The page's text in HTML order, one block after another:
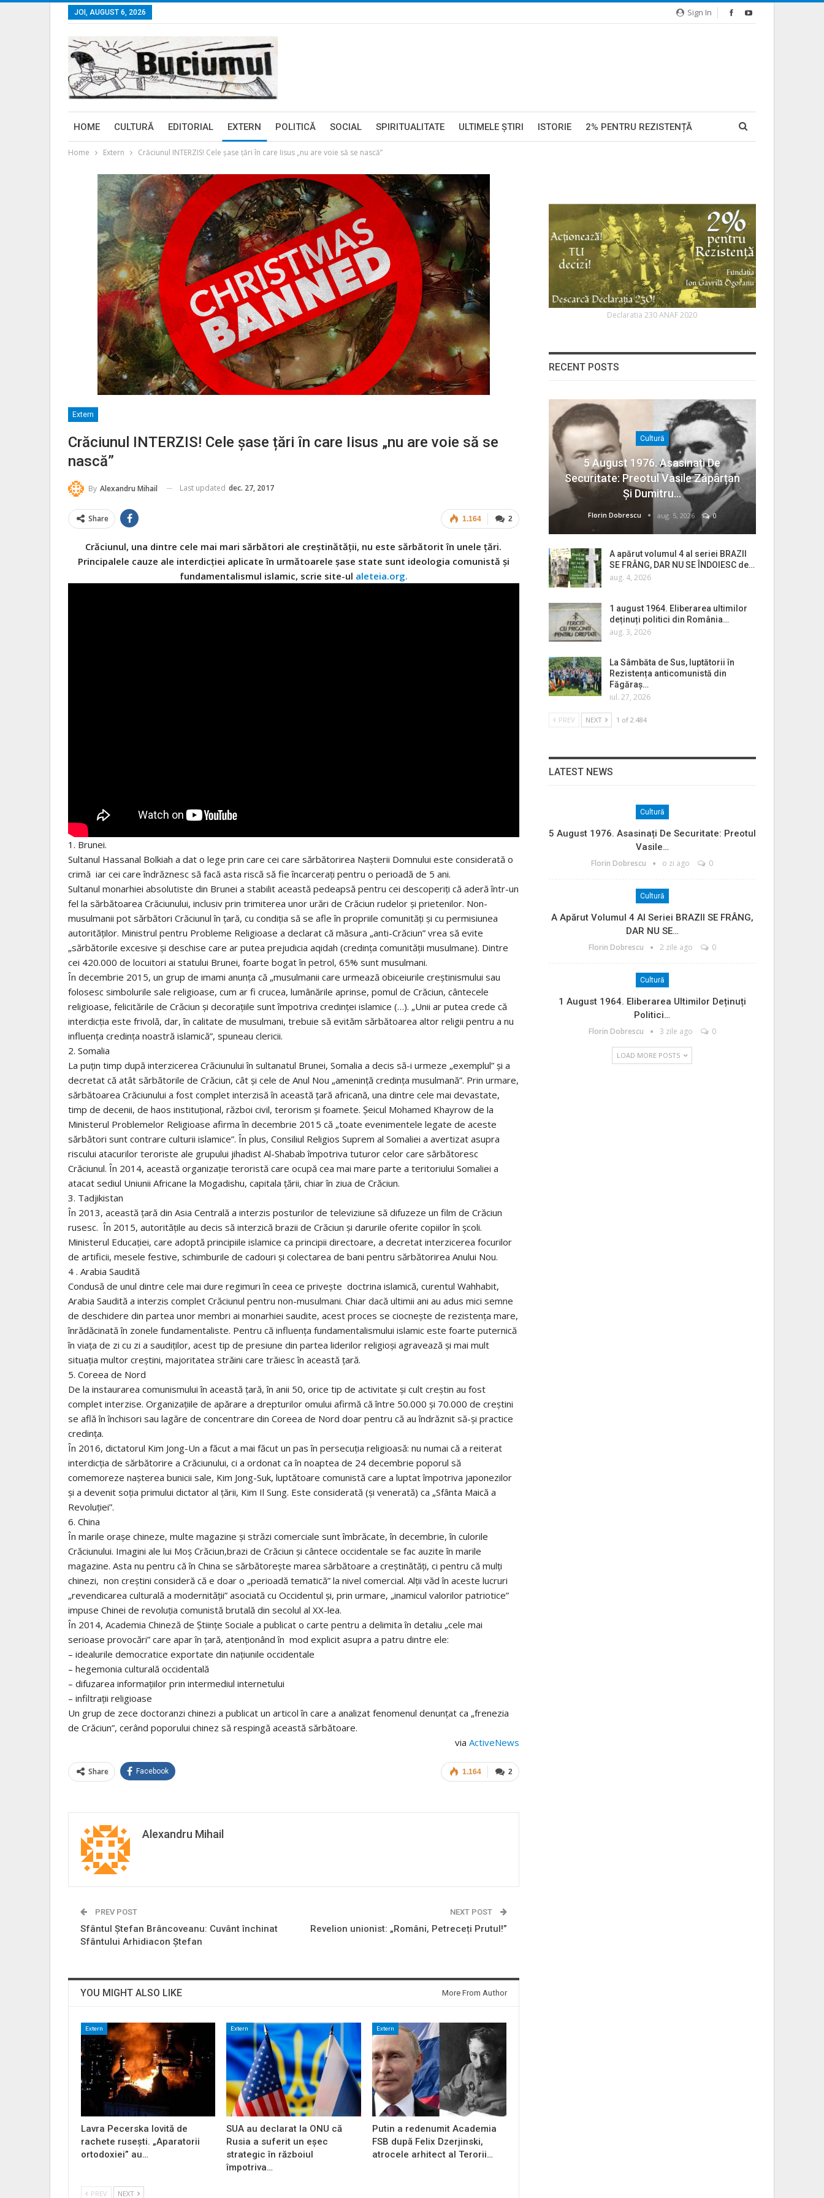
Sign In
JOI, AUGUST 6, 2026
HOME CULTURĂ EDITORIAL EXTERN POLITICĂ SOCIAL SPIRITUALITATE ULTIMELE ŞTIRI ISTORIE 2% PENTRU REZISTENȚĂ
Home Extern Crăciunul INTERZIS! Cele șase țări în care Iisus „nu are voie să se nască”
Extern
Crăciunul INTERZIS! Cele șase țări în care Iisus „nu are voie să se
nască”
By Alexandru Mihail Last updated dec. 27, 2017
2
1.164
Share
Crăciunul, una dintre cele mai mari sărbători ale creștinătății, nu este sărbătorit în unele țări.
Principalele cauze ale interdicției aplicate în următoarele șase state sunt ideologia comunistă și
fundamentalismul islamic, scrie site-ul aleteia.org.
1. Brunei.
Sultanul Hassanal Bolkiah a dat o lege prin care cei care sărbătorirea Nașterii Domnului este considerată o
crimă iar cei care îndrăznesc să facă asta riscă să fie încarcerați pentru o perioadă de 5 ani.
Sultanul monarhiei absolutiste din Brunei a stabilit această pedeapsă pentru cei descoperiți că aderă într-un
fel la sărbătoarea Crăciunului, inclusiv prin trimiterea unor urări de Crăciun rudelor și prietenilor. Non-
musulmanii pot sărbători Crăciunul în țară, cu condiția să se afle în propriile comunități și cu permisiunea
autorităților. Ministrul pentru Probleme Religioase a declarat că măsura „anti-Crăciun” vrea să evite
„sărbătorile excesive și deschise care ar putea prejudicia aqidah (credința comunității musulmane). Dintre
cei 420.000 de locuitori ai statului Brunei, foarte bogat în petrol, 65% sunt musulmani.
În decembrie 2015, un grup de imami anunța că „musulmanii care urmează obiceiurile creștinismului sau
folosesc simbolurile sale religioase, cum ar fi crucea, lumânările aprinse, pomul de Crăciun, cântecele
religioase, felicitările de Crăciun și decorațiile sunt împotriva credinței islamice (…). „Unii ar putea crede că
interdicția este frivolă, dar, în calitate de musulmani, trebuie să evităm sărbătoarea altor religii pentru a nu
influența credința noastră islamică”, spuneau clericii.
2. Somalia
La puțin timp după interzicerea Crăciunului în sultanatul Brunei, Somalia a decis să-i urmeze „exemplul” și a
decretat că atât sărbătorile de Crăciun, cât și cele de Anul Nou „amenință credința musulmană”. Prin urmare,
sărbătoarea Crăciunului a fost complet interzisă în această țară africană, ​​una dintre cele mai devastate,
timp de decenii, de haos instituțional, război civil, terorism și foamete. Șeicul Mohamed Khayrow de la
Ministerul Problemelor Religioase afirma în decembrie 2015 că „toate evenimentele legate de aceste
sărbători sunt contrare culturii islamice”. În plus, Consiliul Religios Suprem al Somaliei a avertizat asupra
riscului atacurilor teroriste ale grupului jihadist Al-Shabab împotriva tuturor celor care sărbătoresc
Crăciunul. În 2014, această organizație teroristă care ocupă cea mai mare parte a teritoriului Somaliei a
atacat sediul Uniunii Africane la Mogadishu, capitala țării, chiar în ziua de Crăciun.
3. Tadjikistan
În 2013, această țară din Asia Centrală a interzis posturilor de televiziune să difuzeze un film de Crăciun
rusesc. În 2015, autoritățile au decis să interzică brazii de Crăciun și darurile oferite copiilor în școli.
Ministerul Educației, care adoptă principiile islamice ca principii directoare, a decretat interzicerea focurilor
de artificii, mesele festive, schimburile de cadouri și colectarea de bani pentru sărbătorirea Anului Nou.
4 . Arabia Saudită
Condusă de unul dintre cele mai dure regimuri în ceea ce privește doctrina islamică, curentul Wahhabit,
Arabia Saudită a interzis complet Crăciunul pentru non-musulmani. Chiar dacă ultimii ani au adus mici semne
de deschidere din partea unor membri ai monarhiei saudite, acest proces se ciocnește de rezistența mare,
înrădăcinată în zonele fundamentaliste. Pentru că influența fundamentalismului islamic este foarte puternică
în viața de zi cu zi a saudiților, acest tip de presiune din partea liderilor religioși agravează și mai mult
situația multor creștini, majoritatea străini care trăiesc în această țară.
5. Coreea de Nord
De la instaurarea comunismului în această țară, în anii 50, orice tip de activitate și cult creștin au fost
complet interzise. Organizațiile de apărare a drepturilor omului afirmă că între 50.000 și 70.000 de creștini
se află în închisori sau lagăre de concentrare din Coreea de Nord doar pentru că au îndrăznit să-și practice
credința.
În 2016, dictatorul Kim Jong-Un a făcut a mai făcut un pas în persecuția religioasă: nu numai că a reiterat
interdicția de sărbătorire a Crăciunului, ci a ordonat ca în noaptea de 24 decembrie poporul să
comemoreze nașterea bunicii sale, Kim Jong-Suk, luptătoare comunistă care a luptat împotriva japonezilor
și a devenit soția primului dictator al țării, Kim Il Sung. Este considerată (și venerată) ca „Sfânta Maică a
Revoluției”.
6. China
În marile orașe chineze, multe magazine și străzi comerciale sunt îmbrăcate, în decembrie, în culorile
Crăciunului. Imagini ale lui Moș Crăciun,brazi de Crăciun și cântece occidentale se fac auzite în marile
magazine. Asta nu pentru că în China se sărbătorește marea sărbătoare a creștinătăți, ci pentru că mulți
chinezi, non creștini consideră că e doar o „perioadă tematică” la nivel comercial. Alții văd în aceste lucruri
„revendicarea culturală a modernității” asociată cu Occidentul și, prin urmare, „inamicul valorilor patriotice”
impuse Chinei de revoluția comunistă brutală din secolul al XX-lea.
În 2014, Academia Chineză de Științe Sociale a publicat o carte pentru a delimita în detaliu „cele mai
serioase provocări” care apar în țară, atenționând în mod explicit asupra a patru dintre ele:
– idealurile democratice exportate din națiunile occidentale
– hegemonia culturală occidentală
– difuzarea informațiilor prin intermediul internetului
– infiltrații religioase
Un grup de zece doctoranzi chinezi a publicat un articol în care a analizat fenomenul denunțat ca „frenezia
de Crăciun”, cerând poporului chinez să respingă această sărbătoare.
via ActiveNews
2
1.164
Share Facebook
Alexandru Mihail
PREV POST
Sfântul Ştefan Brâncoveanu: Cuvânt închinat
Sfântului Arhidiacon Ştefan
NEXT POST
Revelion unionist: „Români, Petreceți Prutul!”
YOU MIGHT ALSO LIKE More From Author
Extern
Lavra Pecerska lovită de
rachete rusești. „Aparatorii
ortodoxiei” au…
Extern
SUA au declarat la ONU că
Rusia a suferit un eșec
strategic în războiul
împotriva…
Extern
Putin a redenumit Academia
FSB după Felix Dzerjinski,
atrocele arhitect al Terorii…
PREV NEXT
Declaratia 230 ANAF 2020
RECENT POSTS
Cultură
5 August 1976. Asasinați De
Securitate: Preotul Vasile Zăpârțan
Și Dumitru…
Florin Dobrescu aug. 5, 2026 0
A apărut volumul 4 al seriei BRAZII
SE FRÂNG, DAR NU SE ÎNDOIESC de…
aug. 4, 2026
1 august 1964. Eliberarea ultimilor
deținuți politici din România…
aug. 3, 2026
La Sâmbăta de Sus, luptătorii în
Rezistența anticomunistă din
Făgăraș…
iul. 27, 2026
PREV NEXT 1 of 2.484
LATEST NEWS
Cultură
5 August 1976. Asasinați De Securitate: Preotul
Vasile…
Florin Dobrescu o zi ago 0
Cultură
A Apărut Volumul 4 Al Seriei BRAZII SE FRÂNG,
DAR NU SE…
Florin Dobrescu 2 zile ago 0
Cultură
1 August 1964. Eliberarea Ultimilor Deținuți
Politici…
Florin Dobrescu 3 zile ago 0
LOAD MORE POSTS